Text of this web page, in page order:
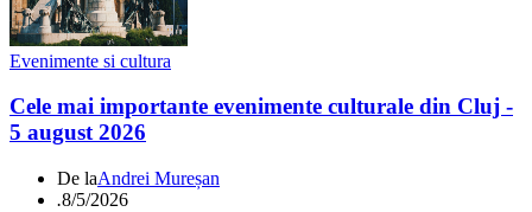
Evenimente si cultura
Cele mai importante evenimente culturale din Cluj -
5 august 2026
De laAndrei Mureșan
.8/5/2026